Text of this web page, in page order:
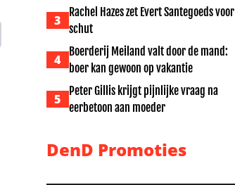
3
Rachel Hazes zet Evert Santegoeds voor
schut
4
Boerderij Meiland valt door de mand:
boer kan gewoon op vakantie
5
Peter Gillis krijgt pijnlijke vraag na
eerbetoon aan moeder
DenD Promoties